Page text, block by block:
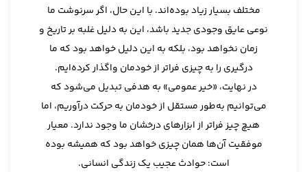
مختلف بسیار زیاد بوده‌اند. با این حال، اگر سرنوشت ما
نوعی عایق وجودی جدید باشد، این به دلیل غلبه بر تاریخ و
زمان نخواهد بود، بلکه به این دلیل خواهد بود که ما
درگیری را به چیزی فراتر از خودمان واگذار کرده‌ایم.
در نهایت، «خیر عمومی» به هدفی تبدیل می‌شود که
می‌توانیم به‌طور مستقل از خودمان به حرکت درآوریم، اما
هیچ چیز فراتر از ابزارهای درخشان ما وجود ندارد. معیار
موفقیت آن‌ها همان چیزی خواهد بود که همیشه بوده
است: حوادث عجیب یک زندگی انسانی.